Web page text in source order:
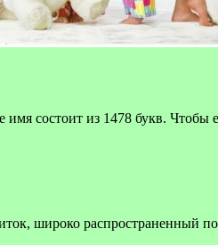
состоит из 1478 букв. Чтобы
широко распространенный